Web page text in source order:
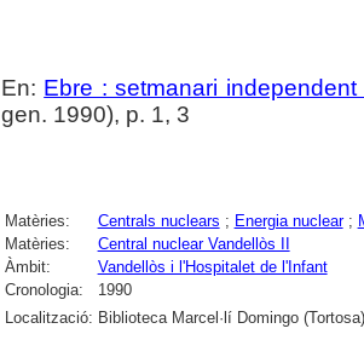
En: Ebre : setmanari
gen. 1990), p. 1, 3
Matèries: Centrals nuclears ; Energia nuclear;
Matèries:
Central nuclear Vandellòs II
Àmbit:
Vandellòs i l'Hospitalet de l'Infant
Cronologia:
1990
Localització: Biblioteca Marcel·lí Domingo (Tortosa)